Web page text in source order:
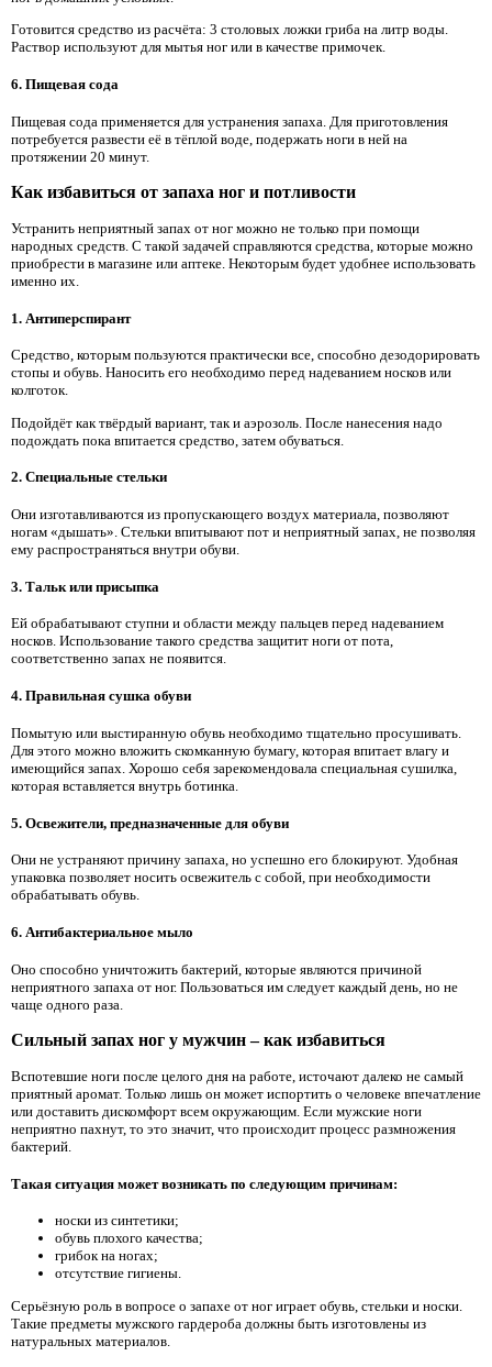
Готовится средство из расчёта: 3 столовых ложки гриба на литр воды.
Раствор используют для мытья ног или в качестве примочек.
6. Пищевая сода
Пищевая сода применяется для устранения запаха. Для приготовления
потребуется развести её в тёплой воде, подержать ноги в ней на
протяжении 20 минут.
Как избавиться от запаха ног и потливости
Устранить неприятный запах от ног можно не только при помощи
народных средств. С такой задачей справляются средства, которые можно
приобрести в магазине или аптеке. Некоторым будет удобнее использовать
именно их.
1. Антиперспирант
Средство, которым пользуются практически все, способно дезодорировать
стопы и обувь. Наносить его необходимо перед надеванием носков или
колготок.
Подойдёт как твёрдый вариант, так и аэрозоль. После нанесения надо
подождать пока впитается средство, затем обуваться.
2. Специальные стельки
Они изготавливаются из пропускающего воздух материала, позволяют
ногам «дышать». Стельки впитывают пот и неприятный запах, не позволяя
ему распространяться внутри обуви.
3. Тальк или присыпка
Ей обрабатывают ступни и области между пальцев перед надеванием
носков. Использование такого средства защитит ноги от пота,
соответственно запах не появится.
4. Правильная сушка обуви
Помытую или выстиранную обувь необходимо тщательно просушивать.
Для этого можно вложить скомканную бумагу, которая впитает влагу и
имеющийся запах. Хорошо себя зарекомендовала специальная сушилка,
которая вставляется внутрь ботинка.
5. Освежители, предназначенные для обуви
Они не устраняют причину запаха, но успешно его блокируют. Удобная
упаковка позволяет носить освежитель с собой, при необходимости
обрабатывать обувь.
6. Антибактериальное мыло
Оно способно уничтожить бактерий, которые являются причиной
неприятного запаха от ног. Пользоваться им следует каждый день, но не
чаще одного раза.
Сильный запах ног у мужчин – как избавиться
Вспотевшие ноги после целого дня на работе, источают далеко не самый
приятный аромат. Только лишь он может испортить о человеке впечатление
или доставить дискомфорт всем окружающим. Если мужские ноги
неприятно пахнут, то это значит, что происходит процесс размножения
бактерий.
Такая ситуация может возникать по следующим причинам:
носки из синтетики;
обувь плохого качества;
грибок на ногах;
отсутствие гигиены.
Серьёзную роль в вопросе о запахе от ног играет обувь, стельки и носки.
Такие предметы мужского гардероба должны быть изготовлены из
натуральных материалов.